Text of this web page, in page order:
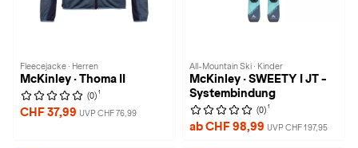
Fleecejacke · Herren
McKinley · Thoma II
(0) 1
CHF 37,99 UVP CHF 76,99
All-Mountain Ski · Kinder
McKinley · SWEETY I JT -
Systembindung
(0) 1
ab CHF 98,99 UVP CHF 197,95